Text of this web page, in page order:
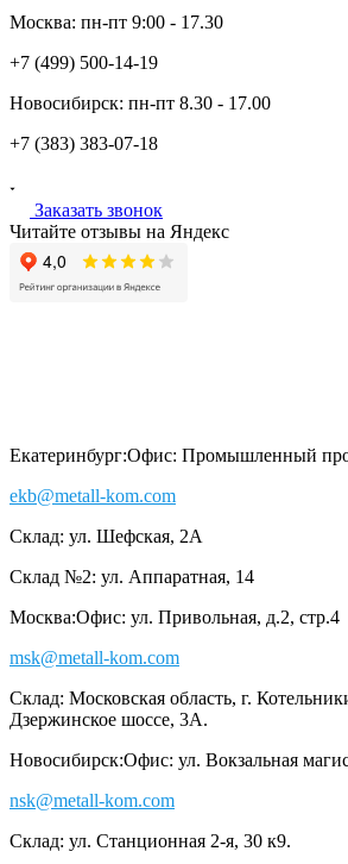
Москва: пн-пт 9:00 - 17.30
+7 (499) 500-14-19
Новосибирск: пн-пт 8.30 - 17.00
+7 (383) 383-07-18
Заказать звонок
Читайте отзывы на Яндекс
Екатеринбург:Офис: Промышленный
ekb@metall-kom.com
Склад: ул. Шефская, 2А
Склад №2: ул. Аппаратная, 14
Москва:Офис: ул. Привольная, д.2, стр.4
msk@metall-kom.com
Склад: Московская область, г.
Дзержинское шоссе, 3А.
Новосибирск:Офис: ул. Вокзальная
nsk@metall-kom.com
Склад: ул. Станционная 2-я, 30 к9.